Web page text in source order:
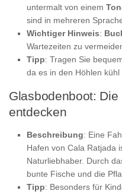
untermalt von einem
sind in mehreren
Wichtiger Hinweis:
Wartezeiten zu
Tipp: Tragen Sie
da es in den Höhlen kühl
Glasbodenboot:
entdecken
Beschreibung: Eine
Hafen von Cala Ratjada
Naturliebhaber. Durch
bunte Fische und die
Tipp: Besonders für